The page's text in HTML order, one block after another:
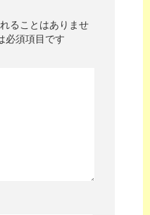
ることはありませ
必須項目です